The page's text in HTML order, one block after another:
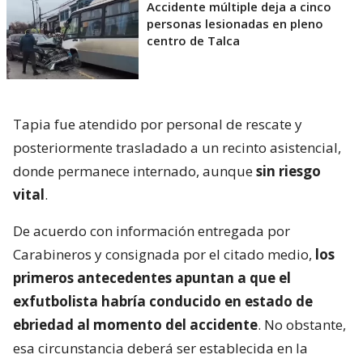
Accidente múltiple deja a cinco
personas lesionadas en pleno
centro de Talca
Tapia fue atendido por personal de rescate y
posteriormente trasladado a un recinto asistencial,
donde permanece internado, aunquesin riesgo
vital.
De acuerdo con información entregada por
Carabineros y consignada por el citado medio, los
primeros antecedentes apuntan a que el
exfutbolista habría conducido en estado de
ebriedad al momento del accidente. No obstante,
esa circunstancia deberá ser establecida en la